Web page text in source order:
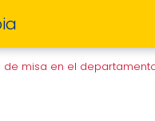
de misa en el